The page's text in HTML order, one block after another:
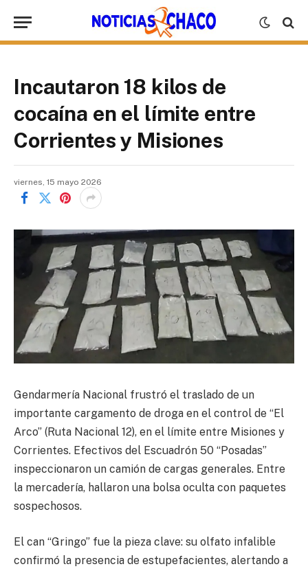
Incautaron 18 kilos de
cocaína en el límite entre
Corrientes y Misiones
viernes, 15 mayo 2026
Gendarmería Nacional frustró el traslado de un
importante cargamento de droga en el control de “El
Arco” (Ruta Nacional 12), en el límite entre Misiones y
Corrientes. Efectivos del Escuadrón 50 “Posadas”
inspeccionaron un camión de cargas generales. Entre
la mercadería, hallaron una bolsa oculta con paquetes
sospechosos.
El can “Gringo” fue la pieza clave: su olfato infalible
confirmó la presencia de estupefacientes, alertando a